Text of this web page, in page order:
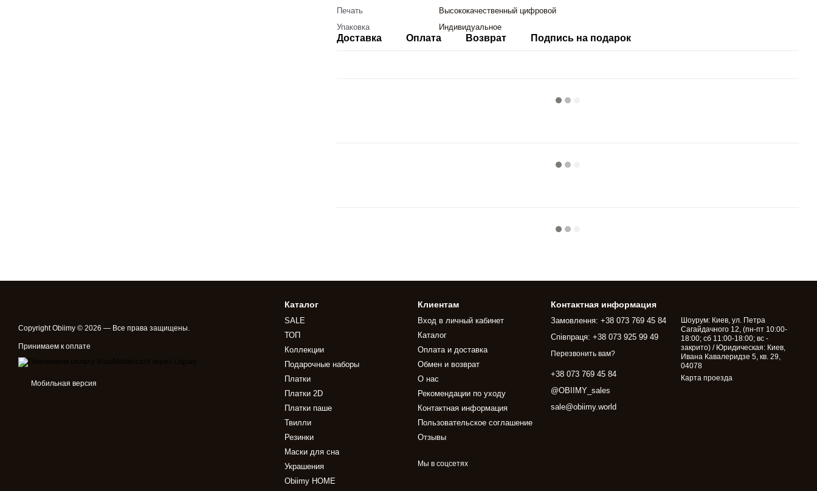
Печать
Высококачественный цифровой
Упаковка
Индивидуальное
Доставка Оплата Возврат Подпись на подарок
Copyright Obiimy © 2026 — Все права защищены.
Принимаем к оплате
Мобильная версия
Каталог
SALE
ТОП
Коллекции
Подарочные наборы
Платки
Платки 2D
Платки паше
Твилли
Резинки
Маски для сна
Украшения
Obiimy HOME
Клиентам
Вход в личный кабинет
Каталог
Оплата и доставка
Обмен и возврат
О нас
Рекомендации по уходу
Контактная информация
Пользовательское соглашение
Отзывы
Мы в соцсетях
Контактная информация
Замовлення: +38 073 769 45 84
Співпраця: +38 073 925 99 49
Перезвонить вам?
+38 073 769 45 84
@OBIIMY_sales
sale@obiimy.world
Шоурум: Киев, ул. Петра
Сагайдачного 12, (пн-пт 10:00-
18:00; сб 11:00-18:00; вс -
закрито) / Юридическая: Киев,
Ивана Кавалеридзе 5, кв. 29,
04078
Карта проезда